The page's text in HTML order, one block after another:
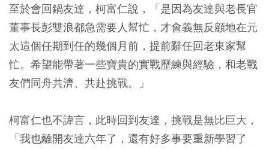
至於會回鍋友達，柯富仁說，「是因為友達與老長官
董事長彭雙浪都急需要人幫忙，才會義無反顧地在元
太這個任期到任的幾個月前，提前辭任回老東家幫
忙。希望能帶著一些寶貴的實戰歷練與經驗，和老戰
友們同舟共濟、共赴挑戰。」
柯富仁也不諱言，此時回到友達，挑戰是無比巨大，
「我也離開友達六年了，還有好多事要重新學習了